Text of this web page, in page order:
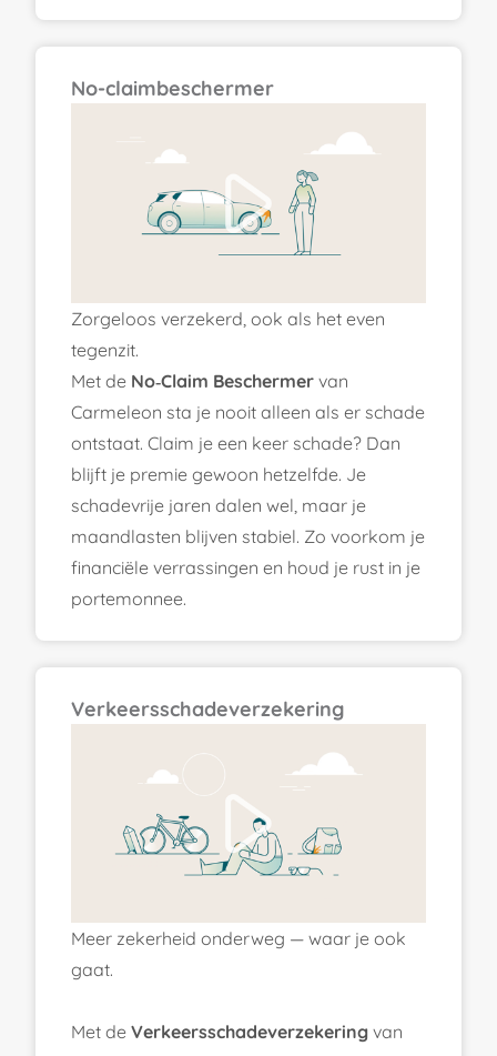
No-claimbeschermer
Zorgeloos verzekerd, ook als het even
tegenzit.
Met de No‑Claim Beschermer van
Carmeleon sta je nooit alleen als er schade
ontstaat. Claim je een keer schade? Dan
blijft je premie gewoon hetzelfde. Je
schadevrije jaren dalen wel, maar je
maandlasten blijven stabiel. Zo voorkom je
financiële verrassingen en houd je rust in je
portemonnee.
Verkeersschadeverzekering
Meer zekerheid onderweg — waar je ook
gaat.
Met de Verkeersschadeverzekering van